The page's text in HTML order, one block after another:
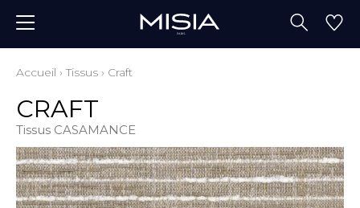
Accueil ›Tissus › Craft
CRAFT
Tissus CASAMANCE